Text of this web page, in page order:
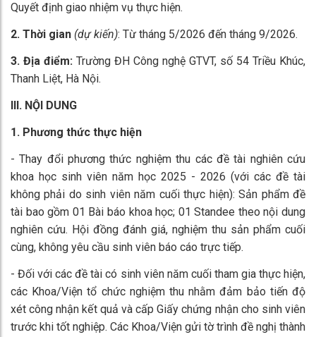
Quyết định giao nhiệm vụ thực hiện.
2. Thời gian (dự kiến): Từ tháng 5/2026 đến tháng 9/2026.
3. Địa điểm: Trường ĐH Công nghệ GTVT, số 54 Triều Khúc,
Thanh Liệt, Hà Nội.
III. NỘI DUNG
1. Phương thức thực hiện
- Thay đổi phương thức nghiệm thu các đề tài nghiên cứu
khoa học sinh viên năm học 2025 - 2026 (với các đề tài
không phải do sinh viên năm cuối thực hiện): Sản phẩm đề
tài bao gồm 01 Bài báo khoa học; 01 Standee theo nội dung
nghiên cứu. Hội đồng đánh giá, nghiệm thu sản phẩm cuối
cùng, không yêu cầu sinh viên báo cáo trực tiếp.
- Đối với các đề tài có sinh viên năm cuối tham gia thực hiện,
các Khoa/Viện tổ chức nghiệm thu nhằm đảm bảo tiến độ
xét công nhận kết quả và cấp Giấy chứng nhận cho sinh viên
trước khi tốt nghiệp. Các Khoa/Viện gửi tờ trình đề nghị thành